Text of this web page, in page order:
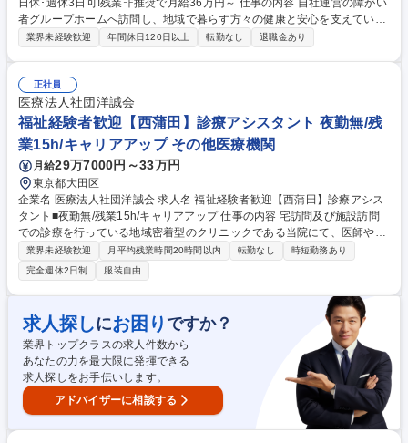
日休･週休3日可!残業非推奨で月給36万円～ 仕事の内容 自社運営の障がい
者グループホームへ訪問し、地域で暮らす方々の健康と安心を支えていた
だきます。日曜＋週2日のお休みで、メリハリをつけて働きたい方におす
置やリハビリのサポート■社内ツールを用いた訪問記録の作成やスタッフ
との情報共有■地域にお住まいの障がい者・高齢者の方への訪問看護 スタ
ッフと密に連携できる自社施設への訪問がメインとなりますが、ごく一部
居宅訪問がございます。 募集職種 【訪問看護/足立葛飾】年最大157日休･
週休3日可!残業非推奨で月給36万円～
業界未経験歓迎 年間休日120日以上 転勤なし 退職金あり
正社員
医療法人社団洋誠会
福祉経験者歓迎【西蒲田】診療アシスタント 夜勤無/残
業15h/キャリアアップ その他医療機関
月給29万7000円～33万円
東京都大田区
企業名 医療法人社団洋誠会 求人名 福祉経験者歓迎【西蒲田】診療アシス
タント■夜勤無/残業15h/キャリアアップ 仕事の内容 宅訪問及び施設訪問
での診療を行っている地域密着型のクリニックである当院にて、医師や看
護師の送迎/診療補助などのアシスタント業務/報告などの事務業務をお任
せします。 【1日の流れ】■出勤後、訪問する方にあわせた医療物品の準
備 ■車を運転し、医師と共に出発(※入社後しばらくは先輩アシスタントも
同行） ■訪問先では医療物品の準備や診療補助(血圧測定などのバイタルサ
イン測定、患者様や家族様との会話)■帰院後、ケアマネ―ジャーや訪問看
護師との情報共有 ※ケアマネジャーや他職種との連携、患者様・家族様の
メンタルサポートで活躍いただけます。 募集職種 福祉経験者歓迎【西蒲
田】診療アシスタント■夜勤無/残業15h/キャリアアップ
業界未経験歓迎 月平均残業時間20時間以内 転勤なし
時短勤務あり
完全週休2日制
服装自由
求人探しにお困り ですか？
業界トップクラスの求人件数から
あなたの力を最大限に発揮できる
求人探しをお手伝いします。
アドバイザーに相談する